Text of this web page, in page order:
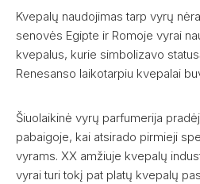
Kvepalų naudojimas tarp vyrų
senovės Egipte ir Romoje vyrai
kvepalus, kurie simbolizavo
Renesanso laikotarpiu kvepalai
Šiuolaikinė vyrų parfumerija
pabaigoje, kai atsirado pirmieji
vyrams. XX amžiuje kvepalų
vyrai turi tokį pat platų kvepalų